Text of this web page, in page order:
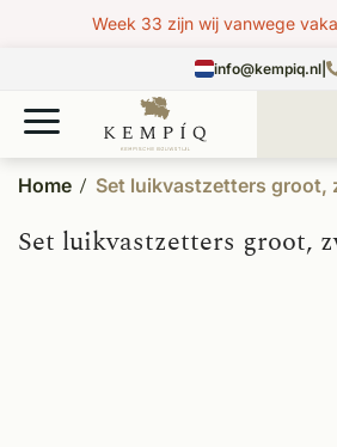
Week 33 zijn wij vanwege
info@kempiq.nl
Home Set luikvastzetters groot,
Set luikvastzetters groot,